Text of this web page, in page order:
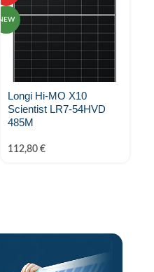
NEW
Longi Hi-MO X10
Scientist LR7-54HVD
485M
112,80 €